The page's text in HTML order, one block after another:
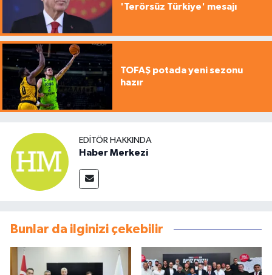
'Terörsüz Türkiye' mesajı
TOFAŞ potada yeni sezonu
hazır
EDITÖR HAKKINDA
Haber Merkezi
Bunlar da ilginizi çekebilir